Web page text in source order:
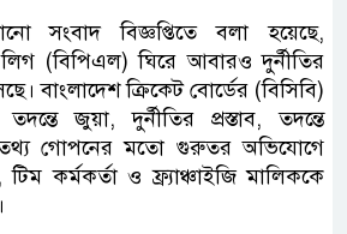
সংবাদ বিজ্ঞপ্তিতে বলা হয়েছে,
লিগ (বিপিএল) ঘিরে আবারও দুর্নীতির
বাংলাদেশ ক্রিকেট বোর্ডের (বিসিবি)
তদন্তে জুয়া, দুর্নীতির প্রস্তাব, তদন্তে
গোপনের মতো গুরুতর অভিযোগে
কর্মকর্তা ও ফ্র্যাঞ্চাইজি মালিককে